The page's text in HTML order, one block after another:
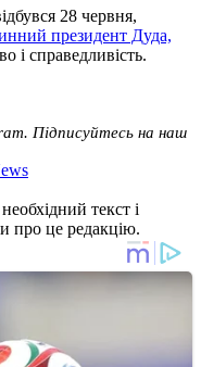
28 червня,
президент Дуда,
і справедливість.
Підписуйтесь на наш
текст і
про це редакцію.